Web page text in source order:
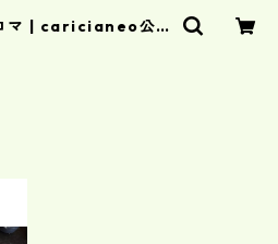
マ | caricianeo公式